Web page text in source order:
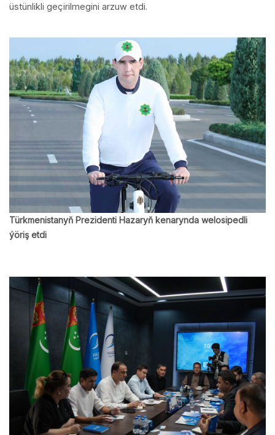
üstünlikli geçirilmegini arzuw etdi.
Türkmenistanyň Prezidenti Hazaryň kenarynda welosipedli
ýöriş etdi